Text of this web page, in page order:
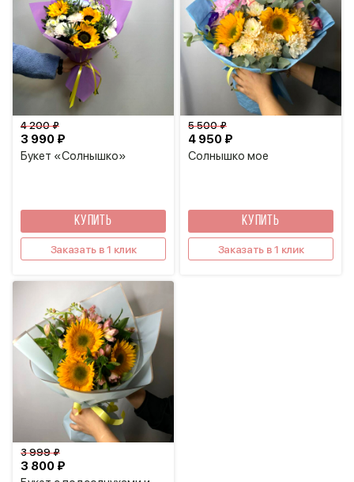
Букет «Солнышко»
3 990 ₽
4 200 ₽
КУПИТЬ
Заказать в 1 клик
Солнышко мое
4 950 ₽
5 500 ₽
КУПИТЬ
Заказать в 1 клик
3 800 ₽
3 999 ₽